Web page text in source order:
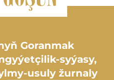
Goranmak
syýasy,
usuly žurnaly